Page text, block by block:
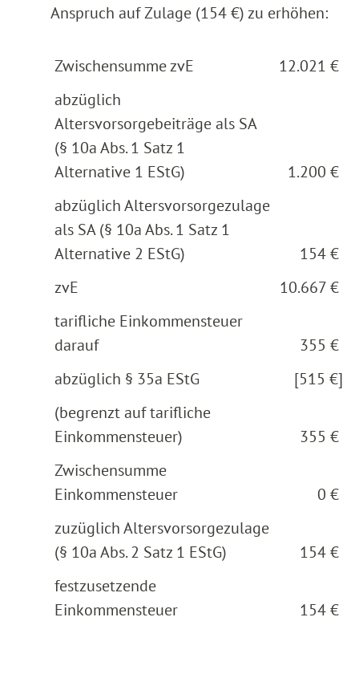
Anspruch auf Zulage (154 €) zu erhöhen:
Zwischensumme zvE
12.021 €
abzüglich
Altersvorsorgebeiträge als SA
(§ 10a Abs. 1 Satz 1
Alternative 1 EStG)
1.200 €
abzüglich Altersvorsorgezulage
als SA (§ 10a Abs. 1 Satz 1
Alternative 2 EStG)
154 €
zvE
10.667 €
tarifliche Einkommensteuer
darauf
355 €
abzüglich § 35a EStG
[515 €]
(begrenzt auf tarifliche
Einkommensteuer)
355 €
Zwischensumme
Einkommensteuer
0 €
zuzüglich Altersvorsorgezulage
(§ 10a Abs. 2 Satz 1 EStG)
154 €
festzusetzende
Einkommensteuer
154 €